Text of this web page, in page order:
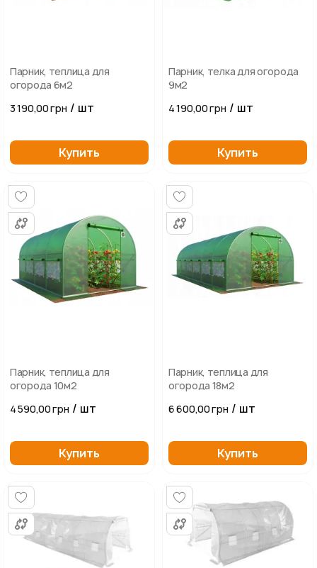
Парник, теплица для
огорода 6м2
3 190,00 грн / шт
Купить
Парник, телка для огорода
9м2
4 190,00 грн / шт
Купить
Парник, теплица для
огорода 10м2
4 590,00 грн / шт
Купить
Парник, теплица для
огорода 18м2
6 600,00 грн / шт
Купить